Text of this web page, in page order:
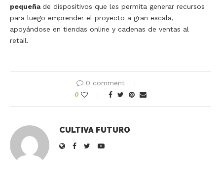
pequeñade dispositivos que les permita generar recursos
para luego emprender el proyecto a gran escala,
apoyándose en tiendas online y cadenas de ventas al
retail.
0 comment
0
CULTIVA FUTURO